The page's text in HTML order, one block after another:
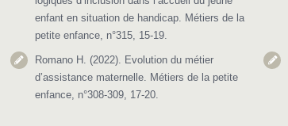
enfant en situation de handicap. Métiers de la
petite enfance, n°315, 15-19.
Romano H. (2022). Evolution du métier
d’assistance maternelle. Métiers de la petite
enfance, n°308-309, 17-20.